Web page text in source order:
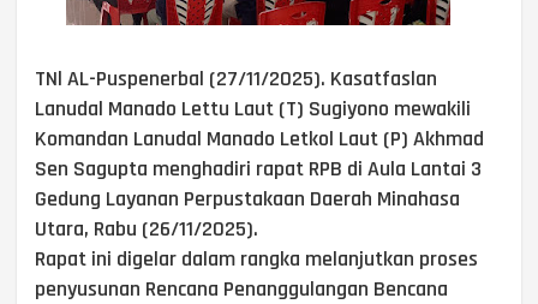
TNl AL-Puspenerbal (27/11/2025). Kasatfaslan
Lanudal Manado Lettu Laut (T) Sugiyono mewakili
Komandan Lanudal Manado Letkol Laut (P) Akhmad
Sen Sagupta menghadiri rapat RPB di Aula Lantai 3
Gedung Layanan Perpustakaan Daerah Minahasa
Utara, Rabu (26/11/2025).
Rapat ini digelar dalam rangka melanjutkan proses
penyusunan Rencana Penanggulangan Bencana